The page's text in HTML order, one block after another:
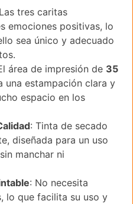
tres caritas
emociones positivas, lo
sea único y adecuado
área de impresión de 35
una estampación clara y
espacio en los
: Tinta de secado
diseñada para un uso
manchar ni
: No necesita
lo que facilita su uso y